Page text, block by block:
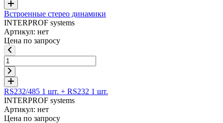
Встроенные стерео динамики
INTERPROF systems
Артикул: нет
Цена по запросу
RS232/485 1 шт. + RS232 1 шт.
INTERPROF systems
Артикул: нет
Цена по запросу